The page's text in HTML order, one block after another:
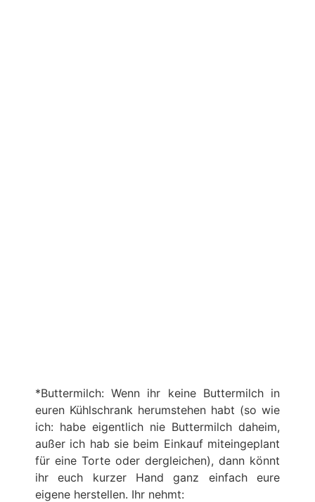
*Buttermilch: Wenn ihr keine Buttermilch in
euren Kühlschrank herumstehen habt (so wie
ich: habe eigentlich nie Buttermilch daheim,
außer ich hab sie beim Einkauf miteingeplant
für eine Torte oder dergleichen), dann könnt
ihr euch kurzer Hand ganz einfach eure
eigene herstellen. Ihr nehmt: